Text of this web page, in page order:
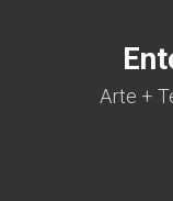
Arte +